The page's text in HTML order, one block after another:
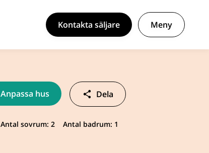
Kontakta säljare Meny
Anpassa hus Dela
Antal sovrum: 2 Antal badrum: 1